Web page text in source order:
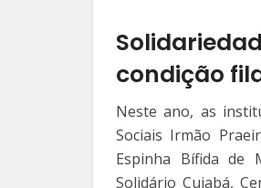
condição
Neste ano, as
Sociais Irmão
Espinha Bífida de
Solidário Cuiabá,